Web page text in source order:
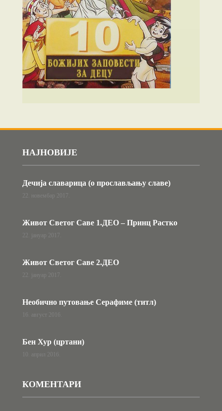
НАЈНОВИЈЕ
Дечија славарица (о прослављању славе)
22. новембар 2017.
Живот Светог Саве 1.ДЕО – Принц Растко
22. јануар 2017.
Живот Светог Саве 2.ДЕО
22. јануар 2017.
Необично путовање Серафиме (титл)
16. август 2016.
Бен Хур (цртани)
10. април 2016.
КОМЕНТАРИ